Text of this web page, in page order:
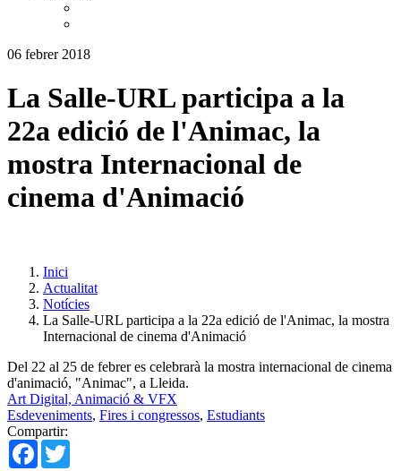
06 febrer 2018
La Salle-URL participa a la
22a edició de l'Animac, la
mostra Internacional de
cinema d'Animació
Inici
Actualitat
Notícies
La Salle-URL participa a la 22a edició de l'Animac, la mostra
Internacional de cinema d'Animació
Del 22 al 25 de febrer es celebrarà la mostra internacional de cinema
d'animació, "Animac", a Lleida.
Art Digital, Animació & VFX
Esdeveniments, Fires i congressos, Estudiants
Compartir:
Facebook